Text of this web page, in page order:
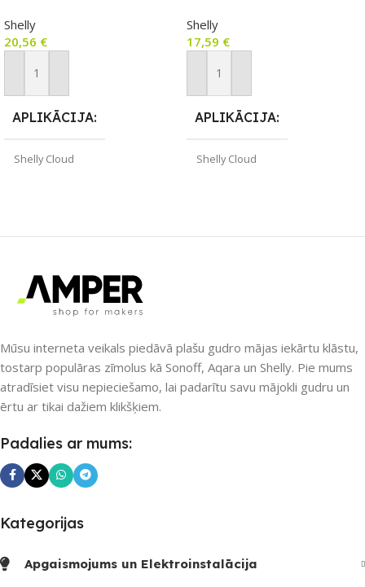
Shelly
20,56 €
Pievienot Grozam
APLIKĀCIJA
Shelly Cloud
PIEEJAMS UZREIZ
Nē
UZREIZ PIEEJAMAIS
SKAITS
Shelly
17,59 €
Pievienot Grozam
APLIKĀCIJA
Shelly Cloud
4
Mūsu interneta veikals piedāvā plašu gudro mājas iekārtu klāstu,
tostarp populāras zīmolus kā Sonoff, Aqara un Shelly. Pie mums
atradīsiet visu nepieciešamo, lai padarītu savu mājokli gudru un
ērtu ar tikai dažiem klikšķiem.
Padalies ar mums:
Kategorijas
Apgaismojums un Elektroinstalācija